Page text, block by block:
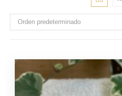
Orden predeterminado